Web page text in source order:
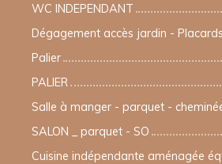
WC INDEPENDANT
Dégagement accès jardin - Placards
Palier
PALIER
Salle à manger - parquet -
SALON _ parquet - SO
Cuisine indépendante aménagée